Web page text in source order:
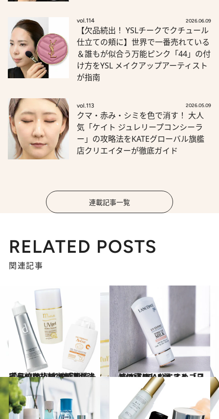
vol.114 2026.06.09
【欠品続出！ YSLチークでクチュール
仕立ての頬に】世界で一番売れている
＆誰もが似合う万能ピンク「44」の付
け方をYSL メイクアップアーティスト
が指南
vol.113 2026.05.09
クマ・赤み・シミを色で消す！ 大人
気「ケイト ジュレリープコンシーラ
ー」の攻略法をKATEグローバル旗艦
店クリエイターが徹底ガイド
連載記事一覧
RELATED POSTS
関連記事
2019.7.13
「日焼け止めは刺激が強そう」を払拭 敏感肌でも安心のUVアイテム3選
ビューティ＆ヘルス 2019.5.31
この夏ほしいベストコスメ(2) CREAおすすめ「日焼け止め」5選
ビューティ＆ヘルス